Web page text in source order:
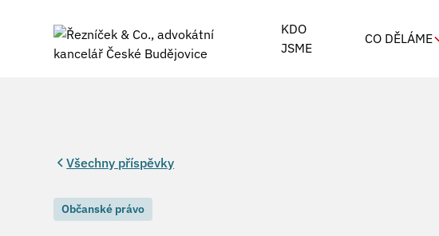
KDO
JSME
CO DĚLÁME
Všechny příspěvky
Občanské právo